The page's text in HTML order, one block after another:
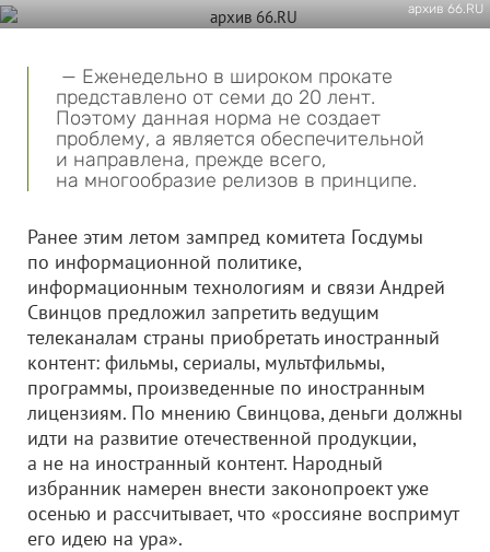
архив 66.RU
— Еженедельно в широком прокате
представлено от семи до 20 лент.
Поэтому данная норма не создает
проблему, а является обеспечительной
и направлена, прежде всего,
на многообразие релизов в принципе.
Ранее этим летом зампред комитета Госдумы
по информационной политике,
информационным технологиям и связи Андрей
Свинцов предложил запретить ведущим
телеканалам страны приобретать иностранный
контент: фильмы, сериалы, мультфильмы,
программы, произведенные по иностранным
лицензиям. По мнению Свинцова, деньги должны
идти на развитие отечественной продукции,
а не на иностранный контент. Народный
избранник намерен внести законопроект уже
осенью и рассчитывает, что «россияне воспримут
его идею на ура».